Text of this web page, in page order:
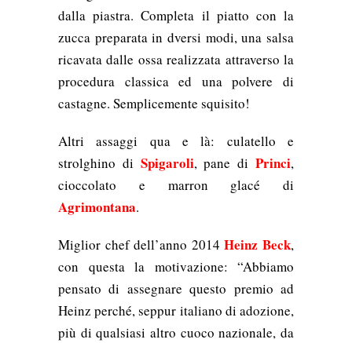
dalla piastra. Completa il piatto con la
zucca preparata in dversi modi, una salsa
ricavata dalle ossa realizzata attraverso la
procedura classica ed una polvere di
castagne. Semplicemente squisito!
Altri assaggi qua e là: culatello e
strolghino di Spigaroli, pane diPrinci,
cioccolato e marron glacé di
Agrimontana.
Miglior chef dell’anno 2014Heinz Beck,
con questa la motivazione: “Abbiamo
pensato di assegnare questo premio ad
Heinz perché, seppur italiano di adozione,
più di qualsiasi altro cuoco nazionale, da